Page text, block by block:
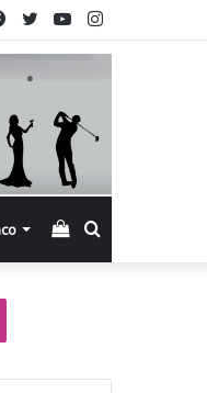
Instagram
YouTube
Twitter
Facebook
Смотреть